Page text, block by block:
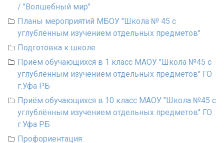
/ "Волшебный мир"
Планы мероприятий МБОУ "Школа № 45 с
углублённым изучением отдельных предметов"
Подготовка к школе
Приём обучающихся в 1 класс МАОУ "Школа №45 с
углублённым изучением отдельных предметов" ГО
г.Уфа РБ
Приём обучающихся в 10 класс МАОУ "Школа №45 с
углублённым изучением отдельных предметов" ГО
г.Уфа РБ
Профориентация